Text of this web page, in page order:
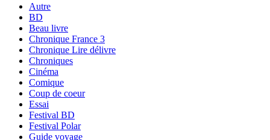
Autre
BD
Beau livre
Chronique France 3
Chronique Lire délivre
Chroniques
Cinéma
Comique
Coup de coeur
Essai
Festival BD
Festival Polar
Guide voyage